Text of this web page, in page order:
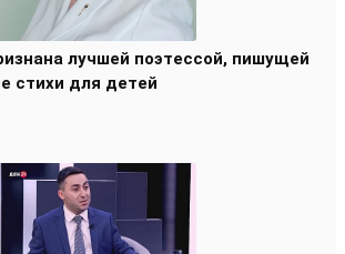
лучшей поэтессой, пишущей
стихи для детей